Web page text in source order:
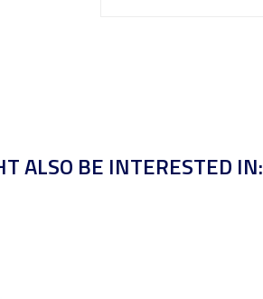
ALSO BE INTERESTED IN: